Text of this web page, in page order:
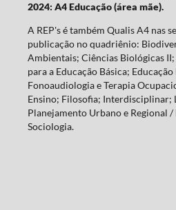
2024: A4 Educação (área mãe).
A REP's é também Qualis A4 nas
publicação no quadriênio:
Ambientais; Ciências Biológicas
para a Educação Básica;
Fonoaudiologia e Terapia
Ensino; Filosofia; Interdisciplinar;
Planejamento Urbano e Regional
Sociologia.